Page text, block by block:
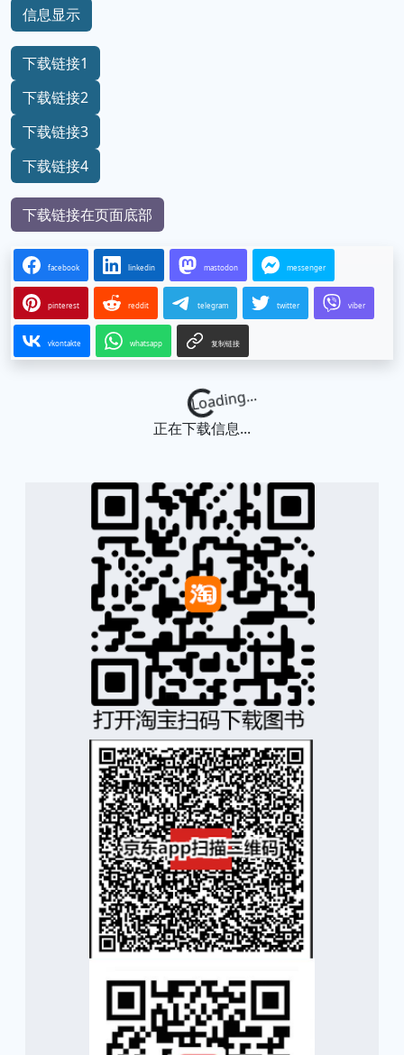
信息显示
下载链接1
下载链接2
下载链接3
下载链接4
下载链接在页面底部
facebook linkedin mastodon messenger
pinterest reddit telegram twitter viber
vkontakte whatsapp 复制链接
Loading...
正在下载信息...